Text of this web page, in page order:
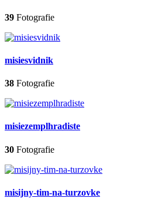
39 Fotografie
misiesvidnik
38 Fotografie
misiezemplhradiste
30 Fotografie
misijny-tim-na-turzovke